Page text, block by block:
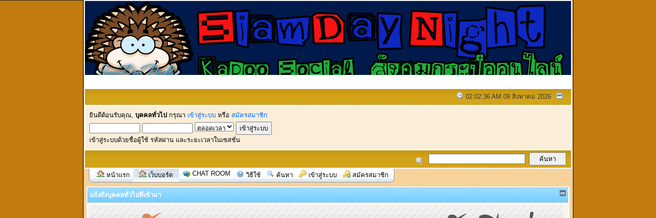
02:02:36 AM 09 สิงหาคม 2026
ยินดีต้อนรับคุณ, บุคคลทั่วไป กรุณา เข้าสู่ระบบ หรือ สมัครสมาชิก
เข้าสู่ระบบด้วยชื่อผู้ใช้ รหัสผ่าน และระยะเวลาในเซสชั่น
หน้าแรก เว็บบอร์ด CHAT ROOM วิธีใช้ ค้นหา เข้าสู่ระบบ สมัครสมาชิก
แจ้งถึงบุคคลทั่วไปที่เข้ามา